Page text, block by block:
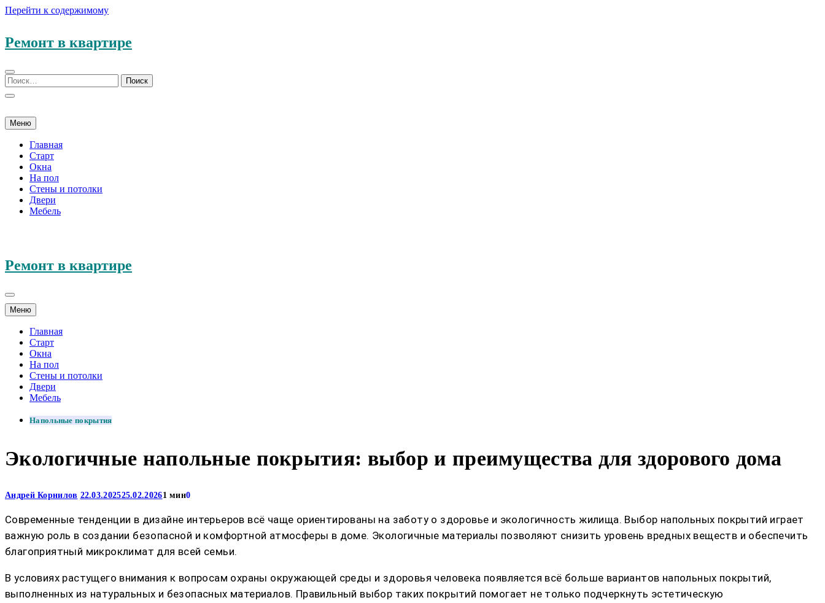
Перейти к содержимому
Ремонт в квартире
Меню
Главная
Старт
Окна
На пол
Стены и потолки
Двери
Мебель
Ремонт в квартире
Меню
Главная
Старт
Окна
На пол
Стены и потолки
Двери
Мебель
Напольные покрытия
Экологичные напольные покрытия: выбор и преимущества для здорового дома
Андрей Корнилов 22.03.202525.02.20261 мин0
Современные тенденции в дизайне интерьеров всё чаще ориентированы на заботу о здоровье и экологичность жилища. Выбор напольных покрытий играет
важную роль в создании безопасной и комфортной атмосферы в доме. Экологичные материалы позволяют снизить уровень вредных веществ и обеспечить
благоприятный микроклимат для всей семьи.
В условиях растущего внимания к вопросам охраны окружающей среды и здоровья человека появляется всё больше вариантов напольных покрытий,
выполненных из натуральных и безопасных материалов. Правильный выбор таких покрытий помогает не только подчеркнуть эстетическую